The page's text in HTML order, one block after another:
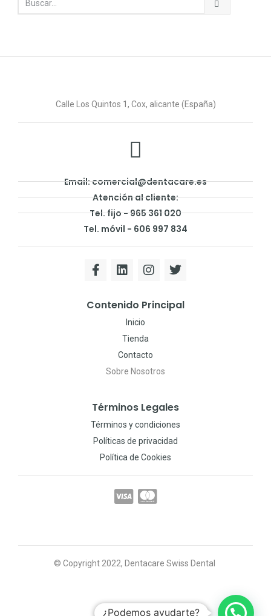
Calle Los Quintos 1, Cox, alicante (España)
Email: comercial@dentacare.es
Atención al cliente:
Tel. fijo - 965 361 020
Tel. móvil - 606 997 834
Contenido Principal
Inicio
Tienda
Contacto
Sobre Nosotros
Términos Legales
Términos y condiciones
Políticas de privacidad
Política de Cookies
© Copyright 2022, Dentacare Swiss Dental
¿Podemos ayudarte?